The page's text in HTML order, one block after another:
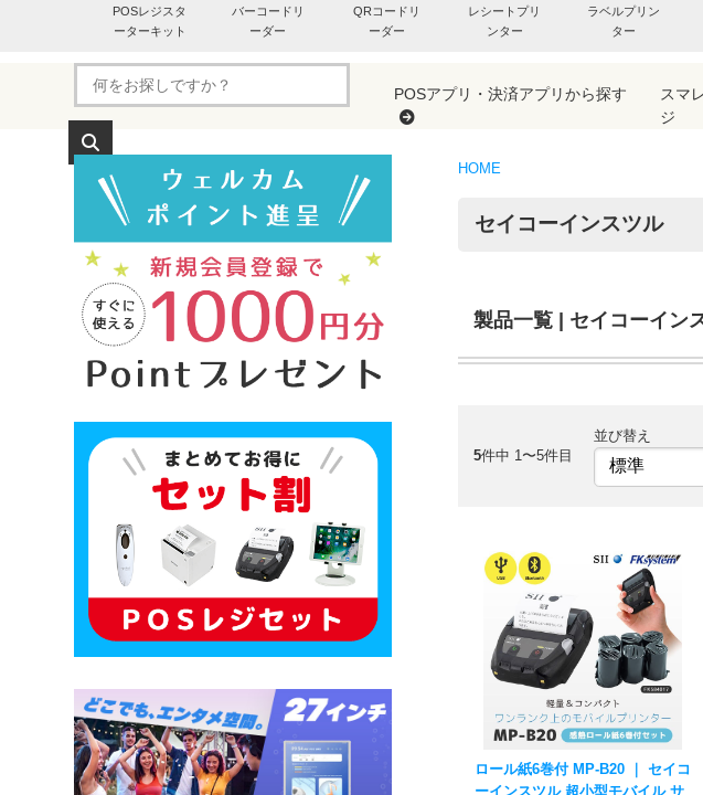
POSレジスタ
ーターキット
バーコードリ
ーダー
QRコードリ
ーダー
レシートプリ
ンター
ラベルプリン
ター
POSアプリ・決済アプリから探す
スマ
ジ
HOME
セイコーインスツル
製品一覧 | セイコーイン
5件中 1〜5件目
並び替え
ロール紙6巻付 MP-B20 ｜ セイコ
ーインスツル 超小型モバイル サ